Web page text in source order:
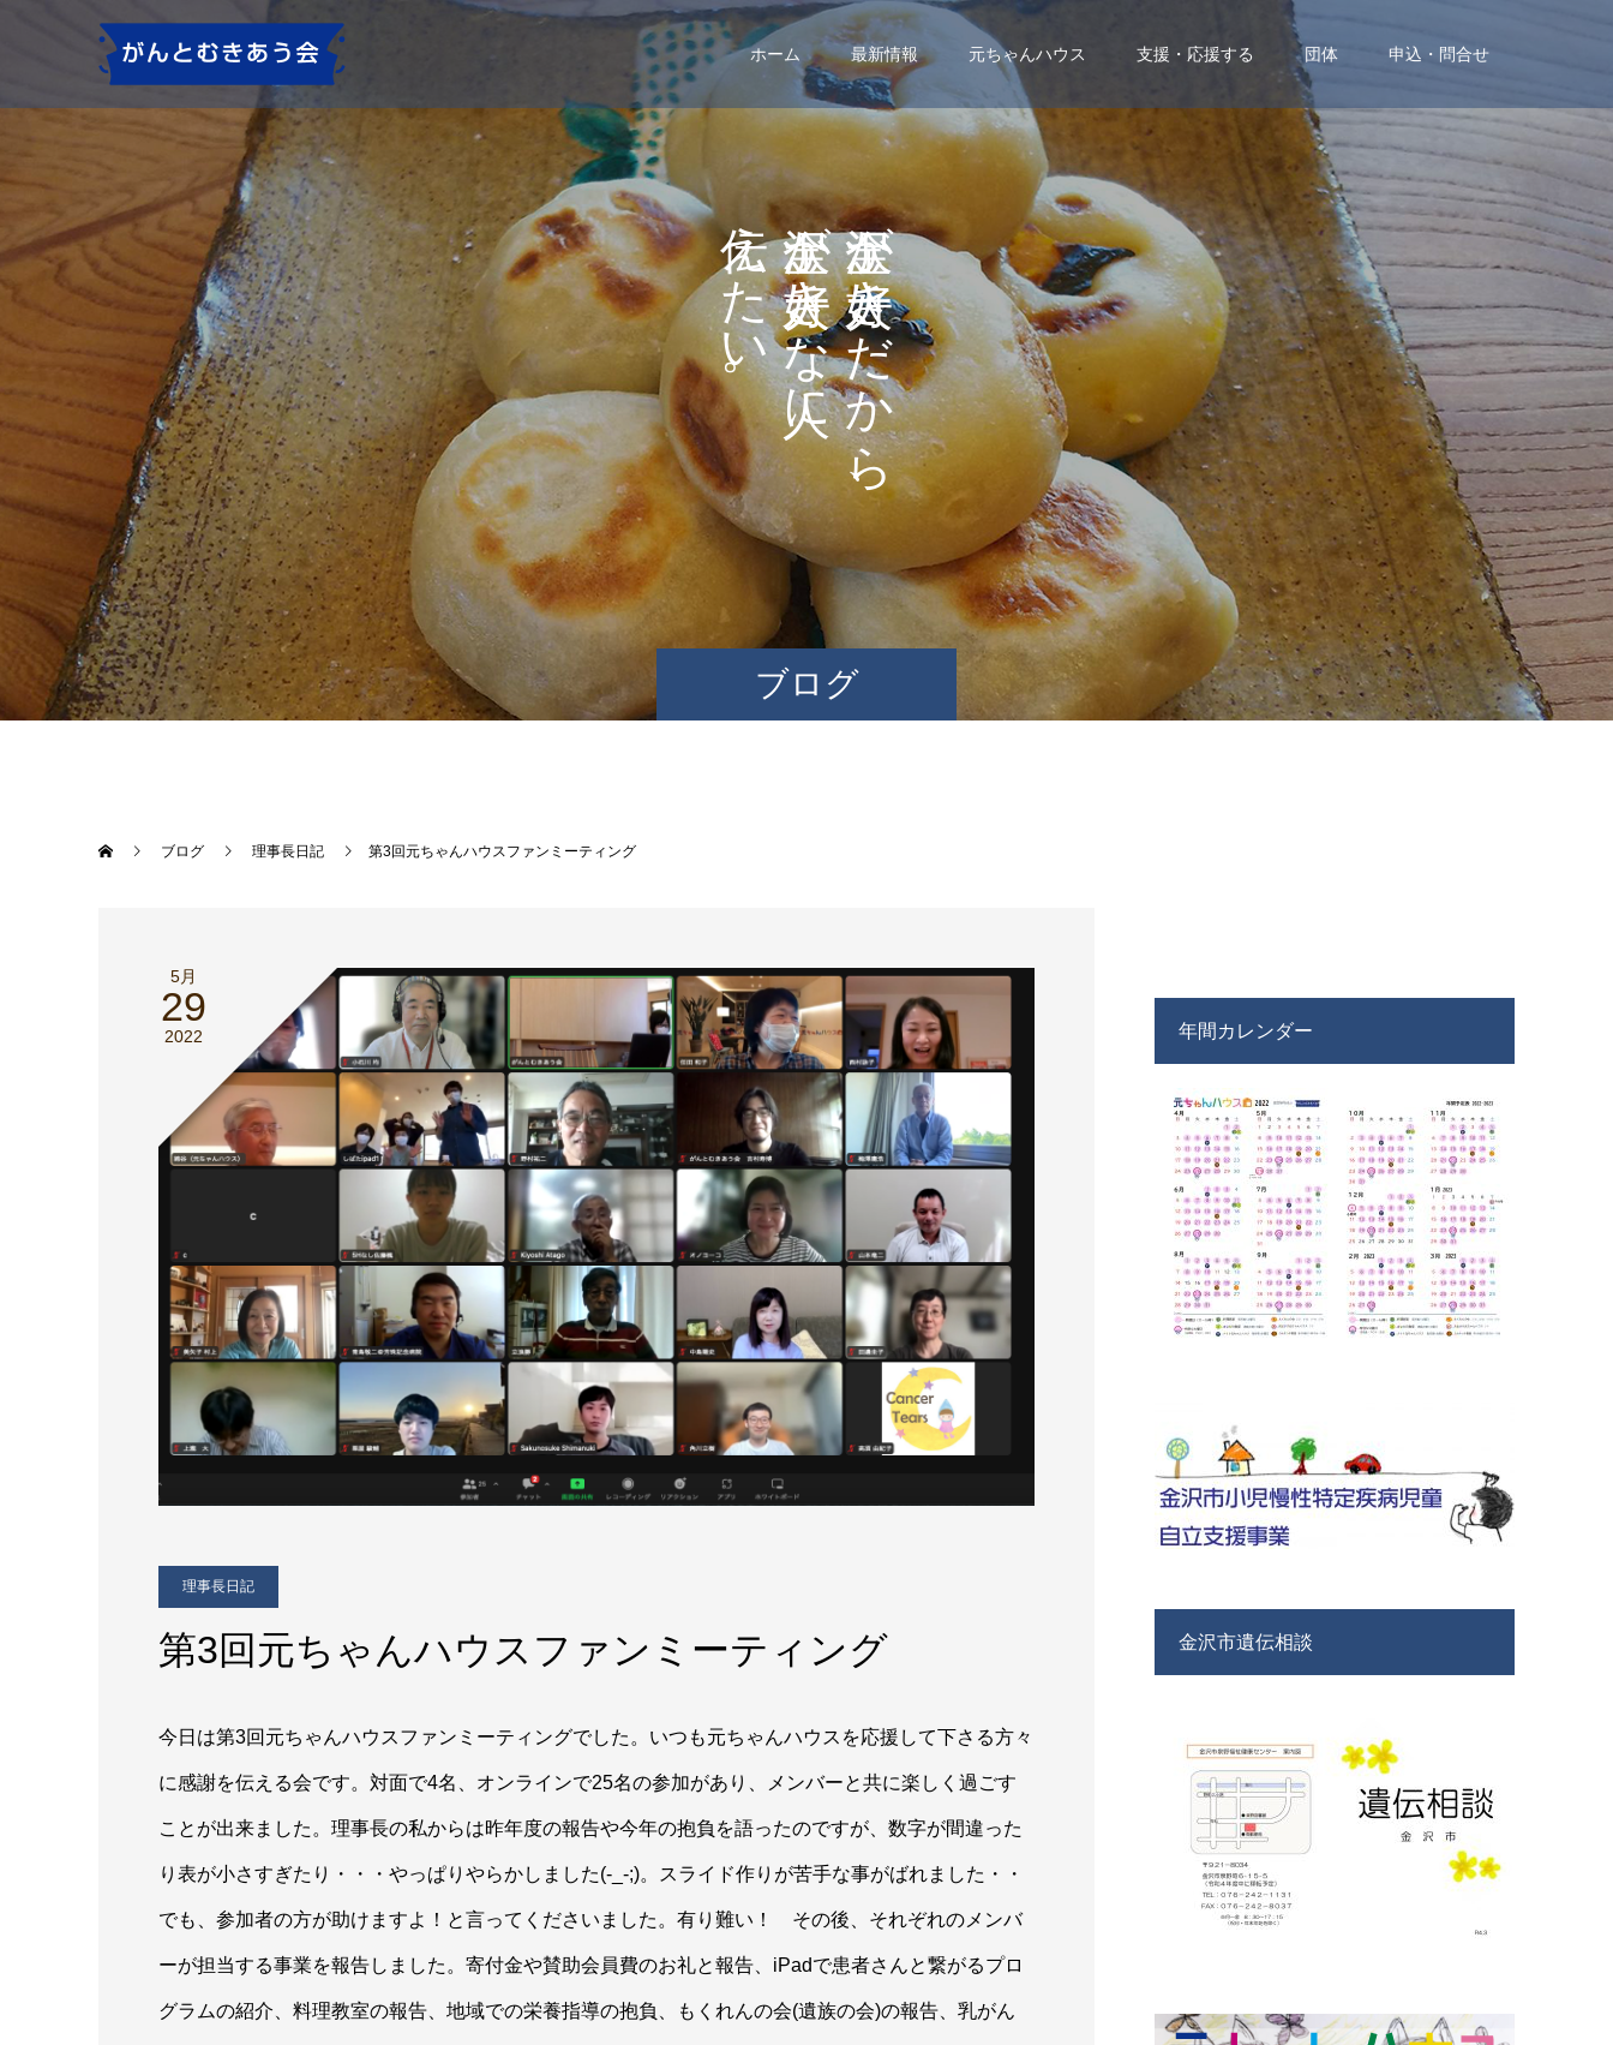
ホーム 最新情報 元ちゃんハウス 支援・応援する 団体 申込・問合せ
ブログ
が
き
だ
か
ら
、
が
き
な
に
え
た
い
。
ブログ 理事長日記 第3回元ちゃんハウスファンミーティング
5月
29
2022
理事長日記
第3回元ちゃんハウスファンミーティング
今日は第3回元ちゃんハウスファンミーティングでした。いつも元ちゃんハウスを応援して下さる方々
に感謝を伝える会です。対面で4名、オンラインで25名の参加があり、メンバーと共に楽しく過ごす
ことが出来ました。理事長の私からは昨年度の報告や今年の抱負を語ったのですが、数字が間違った
り表が小さすぎたり・・・やっぱりやらかしました(-_-;)。スライド作りが苦手な事がばれました・・
でも、参加者の方が助けますよ！と言ってくださいました。有り難い！ その後、それぞれのメンバ
ーが担当する事業を報告しました。寄付金や賛助会員費のお礼と報告、iPadで患者さんと繋がるプロ
グラムの紹介、料理教室の報告、地域での栄養指導の抱負、もくれんの会(遺族の会)の報告、乳がん
年間カレンダー
金沢市遺伝相談